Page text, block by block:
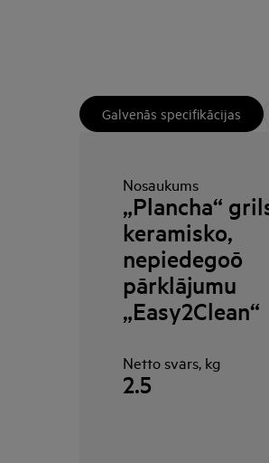
Galvenās specifikācijas
Nosaukums
„Plancha“
keramisko,
nepiedegoō
pārklājumu
„Easy2Clean“
Netto svars, kg
2.5